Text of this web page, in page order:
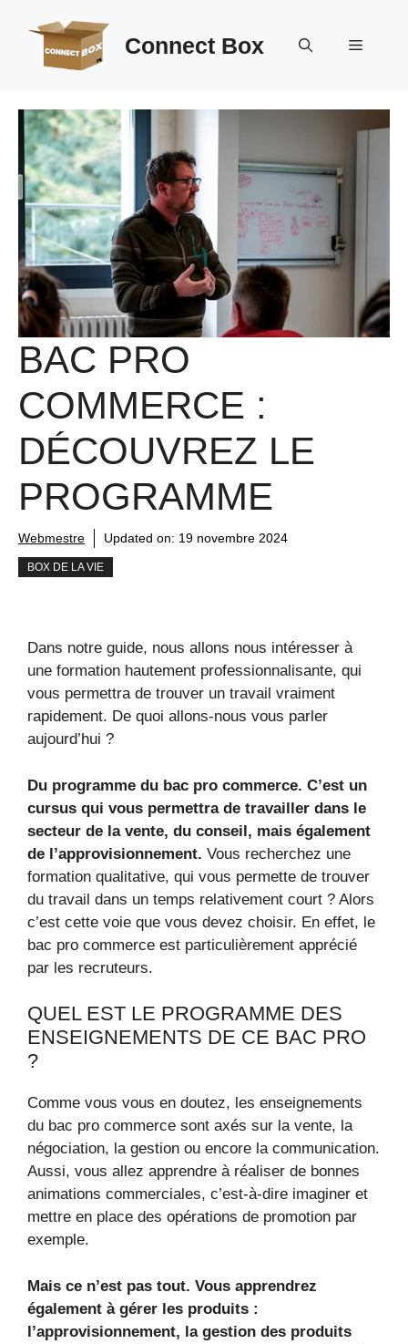
contenu
Connect Box Menu
BAC PRO
COMMERCE :
DÉCOUVREZ LE
PROGRAMME
Webmestre Updated on: 19 novembre 2024
BOX DE LA VIE
Dans notre guide, nous allons nous intéresser à
une formation hautement professionnalisante, qui
vous permettra de trouver un travail vraiment
rapidement. De quoi allons-nous vous parler
aujourd’hui ?
Du programme du bac pro commerce. C’est un
cursus qui vous permettra de travailler dans le
secteur de la vente, du conseil, mais également
de l’approvisionnement. Vous recherchez une
formation qualitative, qui vous permette de trouver
du travail dans un temps relativement court ? Alors
c’est cette voie que vous devez choisir. En effet, le
bac pro commerce est particulièrement apprécié
par les recruteurs.
QUEL EST LE PROGRAMME DES
ENSEIGNEMENTS DE CE BAC PRO
?
Comme vous vous en doutez, les enseignements
du bac pro commerce sont axés sur la vente, la
négociation, la gestion ou encore la communication.
Aussi, vous allez apprendre à réaliser de bonnes
animations commerciales, c’est-à-dire imaginer et
mettre en place des opérations de promotion par
exemple.
Mais ce n’est pas tout. Vous apprendrez
également à gérer les produits :
l’approvisionnement, la gestion des produits